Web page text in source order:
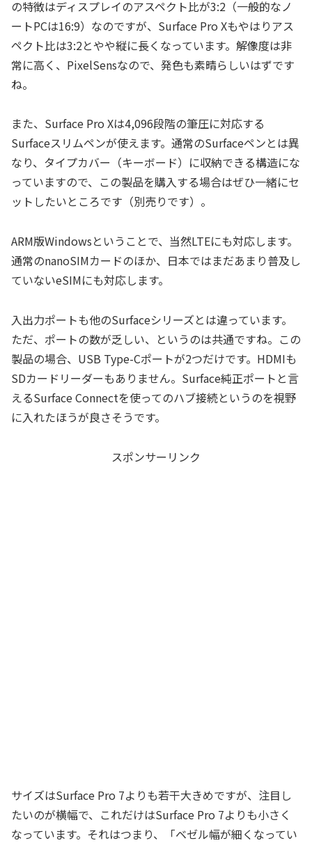
の特徴はディスプレイのアスペクト比が3:2（一般的なノ
ートPCは16:9）なのですが、Surface Pro Xもやはりアス
ペクト比は3:2とやや縦に長くなっています。解像度は非
常に高く、PixelSensなので、発色も素晴らしいはずです
ね。
また、Surface Pro Xは4,096段階の筆圧に対応する
Surfaceスリムペンが使えます。通常のSurfaceペンとは異
なり、タイプカバー（キーボード）に収納できる構造にな
っていますので、この製品を購入する場合はぜひ一緒にセ
ットしたいところです（別売りです）。
ARM版Windowsということで、当然LTEにも対応します。
通常のnanoSIMカードのほか、日本ではまだあまり普及し
ていないeSIMにも対応します。
入出力ポートも他のSurfaceシリーズとは違っています。
ただ、ポートの数が乏しい、というのは共通ですね。この
製品の場合、USB Type-Cポートが2つだけです。HDMIも
SDカードリーダーもありません。Surface純正ポートと言
えるSurface Connectを使ってのハブ接続というのを視野
に入れたほうが良さそうです。
スポンサーリンク
サイズはSurface Pro 7よりも若干大きめですが、注目し
たいのが横幅で、これだけはSurface Pro 7よりも小さく
なっています。それはつまり、「ベゼル幅が細くなってい